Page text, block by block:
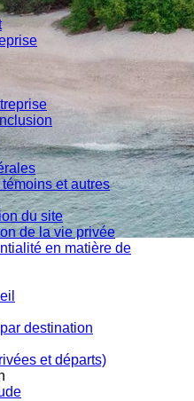
et autres
du site
de la vie privée
en matière de
destination
et départs)